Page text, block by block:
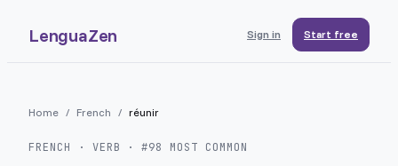
LenguaZen Sign in Start free
Home / French / réunir
FRENCH · VERB · #98 MOST COMMON